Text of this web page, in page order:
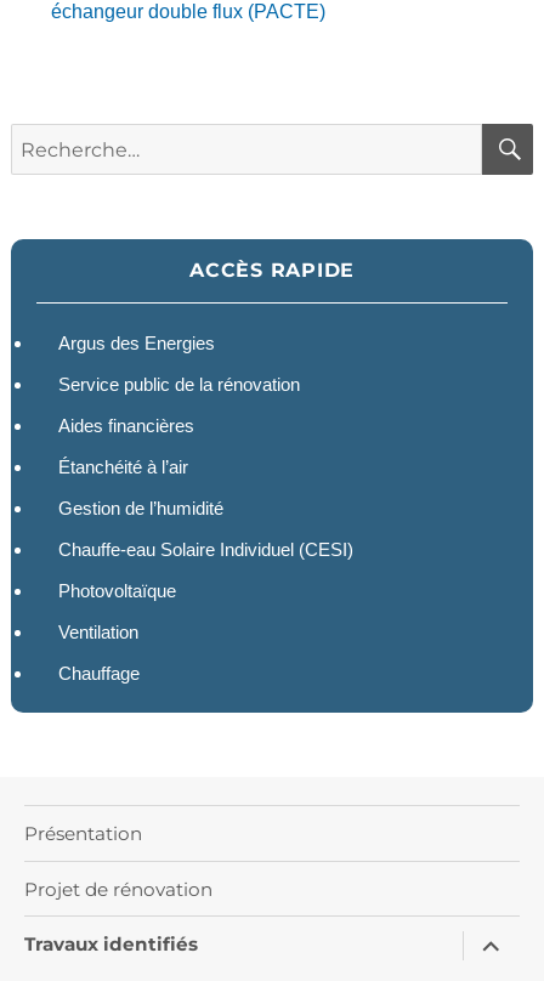
échangeur double flux (PACTE)
ACCÈS RAPIDE
Argus des Energies
Service public de la rénovation
Aides financières
Étanchéité à l’air
Gestion de l’humidité
Chauffe-eau Solaire Individuel (CESI)
Photovoltaïque
Ventilation
Chauffage
Présentation
Projet de rénovation
Travaux identifiés
ouvrir
le